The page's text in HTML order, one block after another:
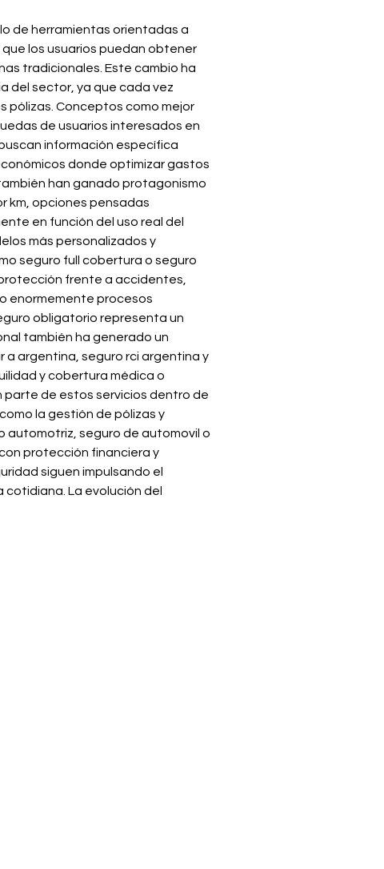
de herramientas orientadas a
los usuarios puedan obtener
tradicionales. Este cambio ha
del sector, ya que cada vez
pólizas. Conceptos como mejor
de usuarios interesados en
información específica
donde optimizar gastos
han ganado protagonismo
km, opciones pensadas
en función del uso real del
más personalizados y
seguro full cobertura o seguro
frente a accidentes,
enormemente procesos
obligatorio representa un
también ha generado un
argentina, seguro rci argentina y
y cobertura médica o
parte de estos servicios dentro de
la gestión de pólizas y
automotriz, seguro de automovil o
protección financiera y
siguen impulsando el
La evolución del